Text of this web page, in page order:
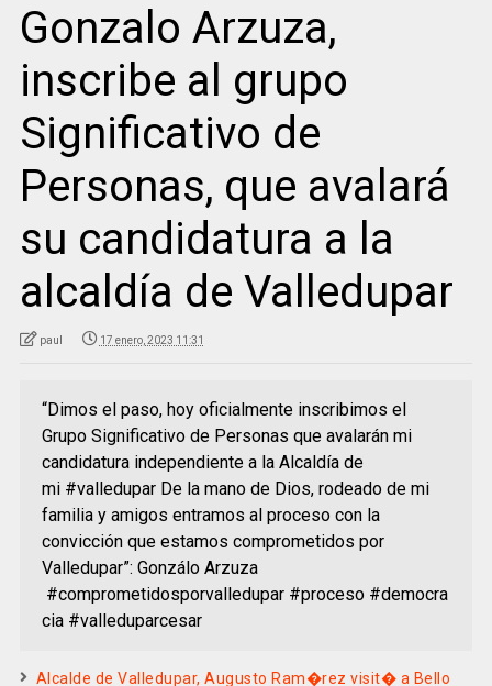
Gonzalo Arzuza,
inscribe al grupo
Significativo de
Personas, que avalará
su candidatura a la
alcaldía de Valledupar
paul 17 enero, 2023 11:31
“Dimos el paso, hoy oficialmente inscribimos el
Grupo Significativo de Personas que avalarán mi
candidatura independiente a la Alcaldía de
mi #valledupar De la mano de Dios, rodeado de mi
familia y amigos entramos al proceso con la
convicción que estamos comprometidos por
Valledupar”: Gonzálo Arzuza
#comprometidosporvalledupar #proceso #democra
cia #valleduparcesar
Alcalde de Valledupar, Augusto Ram�rez visit� a Bello